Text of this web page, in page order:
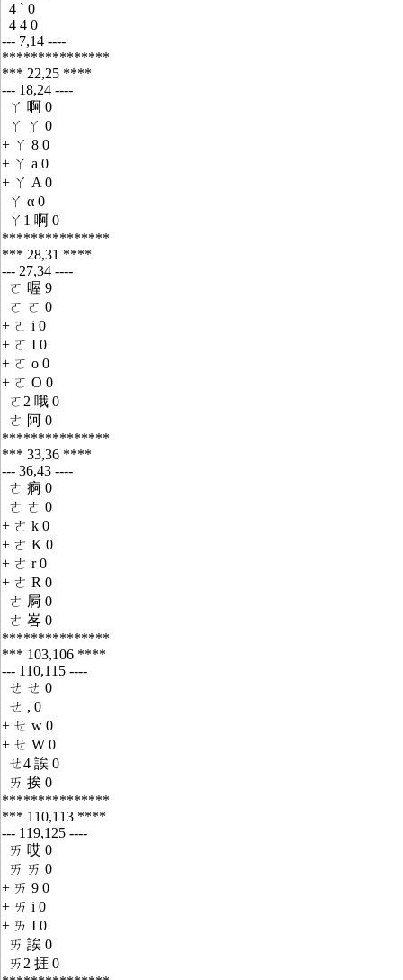
4 ˋ 0
4 4 0
--- 7,14 ----
***************
*** 22,25 ****
--- 18,24 ----
ㄚ 啊 0
ㄚ ㄚ 0
+ ㄚ 8 0
+ ㄚ a 0
+ ㄚ A 0
ㄚ α 0
ㄚ1 啊 0
***************
*** 28,31 ****
--- 27,34 ----
ㄛ 喔 9
ㄛ ㄛ 0
+ ㄛ i 0
+ ㄛ I 0
+ ㄛ o 0
+ ㄛ O 0
ㄛ2 哦 0
ㄜ 阿 0
***************
*** 33,36 ****
--- 36,43 ----
ㄜ 痾 0
ㄜ ㄜ 0
+ ㄜ k 0
+ ㄜ K 0
+ ㄜ r 0
+ ㄜ R 0
ㄜ 屙 0
ㄜ 峉 0
***************
*** 103,106 ****
--- 110,115 ----
ㄝ ㄝ 0
ㄝ , 0
+ ㄝ w 0
+ ㄝ W 0
ㄝ4 誒 0
ㄞ 挨 0
***************
*** 110,113 ****
--- 119,125 ----
ㄞ 哎 0
ㄞ ㄞ 0
+ ㄞ 9 0
+ ㄞ i 0
+ ㄞ I 0
ㄞ 誒 0
ㄞ2 捱 0